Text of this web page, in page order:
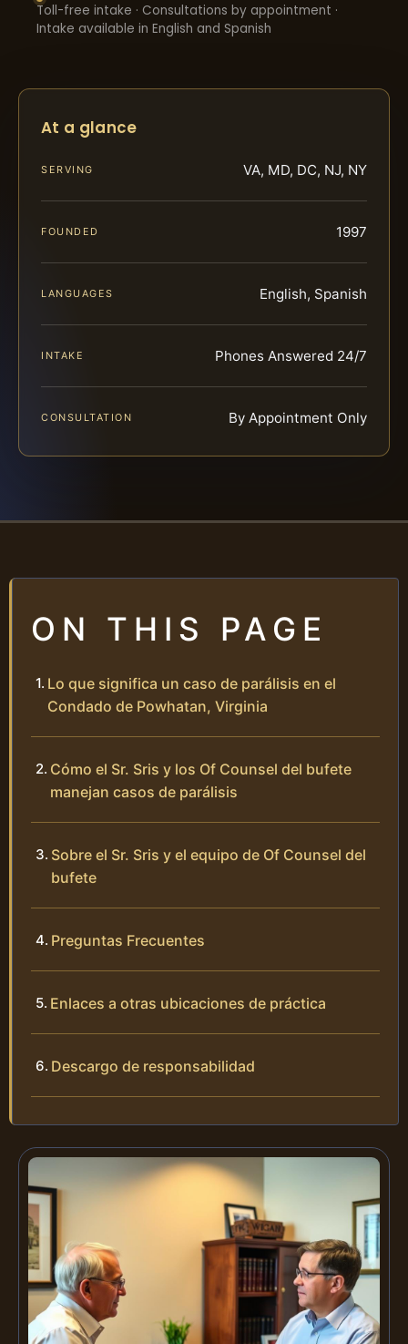
Toll-free intake · Consultations by appointment ·
Intake available in English and Spanish
At a glance
SERVING VA, MD, DC, NJ, NY
FOUNDED 1997
LANGUAGES English, Spanish
INTAKE Phones Answered 24/7
CONSULTATION By Appointment Only
ON THIS PAGE
Lo que significa un caso de parálisis en el
Condado de Powhatan, Virginia
Cómo el Sr. Sris y los Of Counsel del bufete
manejan casos de parálisis
Sobre el Sr. Sris y el equipo de Of Counsel del
bufete
Preguntas Frecuentes
Enlaces a otras ubicaciones de práctica
Descargo de responsabilidad